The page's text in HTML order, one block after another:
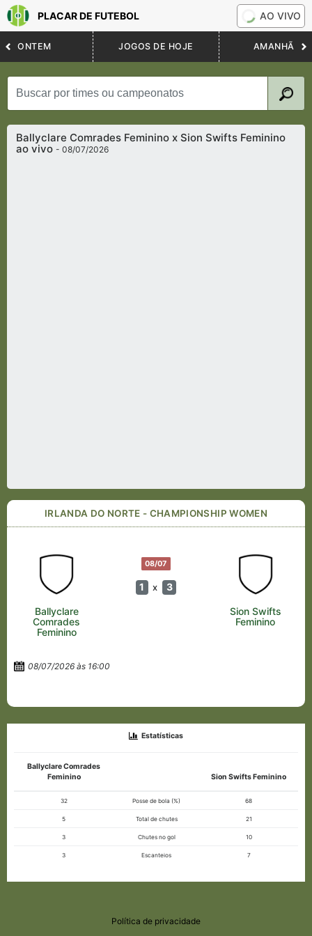
PLACAR DE FUTEBOL AO VIVO
ONTEM JOGOS DE HOJE AMANHÃ
Ballyclare Comrades Feminino x Sion Swifts Feminino
ao vivo- 08/07/2026
IRLANDA DO NORTE - CHAMPIONSHIP WOMEN
08/07
1 x 3
Ballyclare
Comrades
Feminino
Sion Swifts
Feminino
08/07/2026 às 16:00
Estatísticas
Ballyclare Comrades
Feminino
Sion Swifts Feminino
32 Posse de bola (%) 68
5 Total de chutes 21
3 Chutes no gol 10
3 Escanteios 7
Política de privacidade